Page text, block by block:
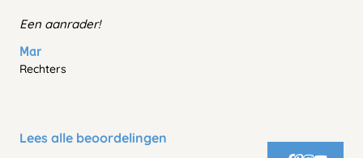
Een aanrader!
Mar
Rechters
Lees alle beoordelingen